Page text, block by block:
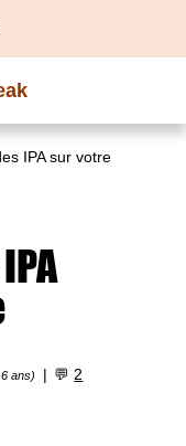
IPA sur votre
ans) 💬2